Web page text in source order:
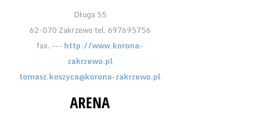
Długa 55
62-070 Zakrzewo tel. 697695756
fax. --- http://www.korona-
zakrzewo.pl
tomasz.koszyca@korona-zakrzewo.pl
ARENA